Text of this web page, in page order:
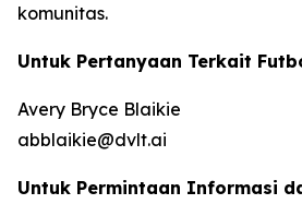
komunitas.
Untuk Pertanyaan Terkait
Avery Bryce Blaikie
abblaikie@dvlt.ai
Untuk Permintaan Informasi